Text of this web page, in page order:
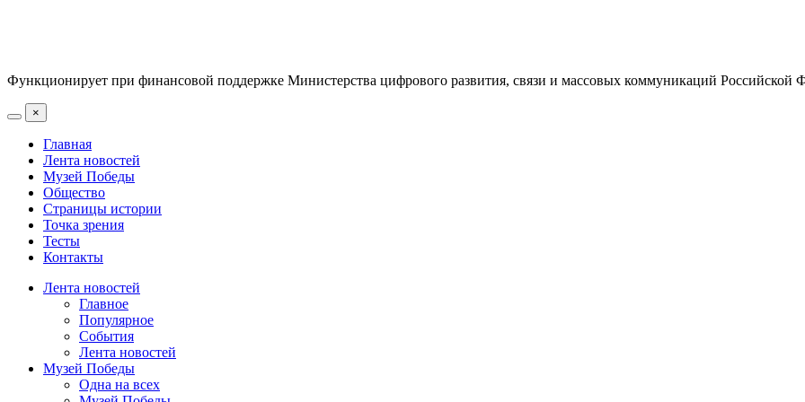
Функционирует при финансовой поддержке Министерства цифрового развития, связи и массовых коммуникаций Российской
×
Главная
Лента новостей
Музей Победы
Общество
Страницы истории
Точка зрения
Тесты
Контакты
Лента новостей
Главное
Популярное
События
Лента новостей
Музей Победы
Одна на всех